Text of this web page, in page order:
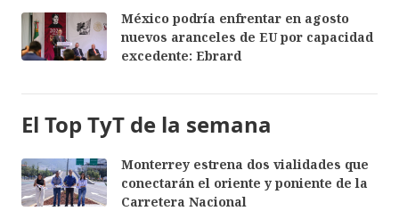
México podría enfrentar en agosto
nuevos aranceles de EU por capacidad
excedente: Ebrard
El Top TyT de la semana
Monterrey estrena dos vialidades que
conectarán el oriente y poniente de la
Carretera Nacional